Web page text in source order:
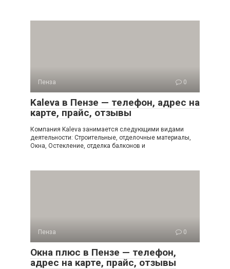
Пенза 0
Kaleva в Пензе — телефон, адрес на
карте, прайс, отзывы
Компания Kaleva занимается следующими видами
деятельности: Строительные, отделочные материалы,
Окна, Остекление, отделка балконов и
Пенза 0
Окна плюс в Пензе — телефон,
адрес на карте, прайс, отзывы